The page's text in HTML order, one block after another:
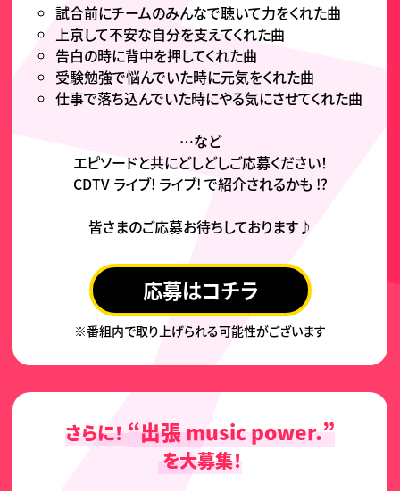
試合前にチームのみんなで聴いて力をくれた曲
上京して不安な自分を支えてくれた曲
告白の時に背中を押してくれた曲
受験勉強で悩んでいた時に元気をくれた曲
仕事で落ち込んでいた時にやる気にさせてくれた曲
…など
エピソードと共にどしどしご応募ください！
CDTV ライブ! ライブ! で紹介されるかも !?
皆さまのご応募お待ちしております♪
応募はコチラ
※番組内で取り上げられる可能性がございます
さらに！“出張 music power.”
を大募集！